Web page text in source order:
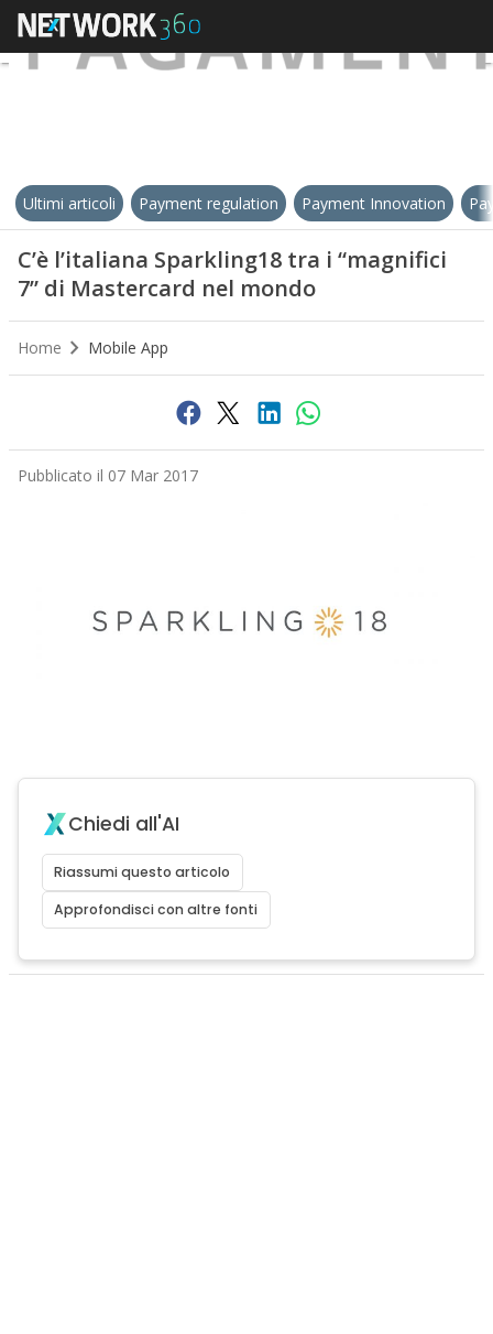
Ultimi articoli Payment regulation Payment Innovation
C’è l’italiana Sparkling18 tra i “magnifici
7” di Mastercard nel mondo
Home Mobile App
Pubblicato il 07 Mar 2017
Chiedi all'AI
Riassumi questo articolo
Approfondisci con altre fonti